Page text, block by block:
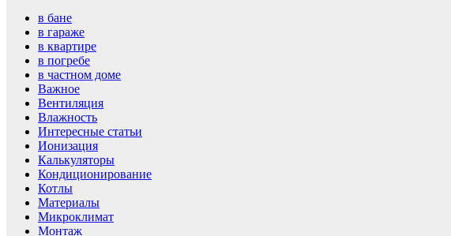
в бане
в гараже
в квартире
в погребе
в частном доме
Важное
Вентиляция
Влажность
Интересные статьи
Ионизация
Калькуляторы
Кондиционирование
Котлы
Материалы
Микроклимат
Монтаж